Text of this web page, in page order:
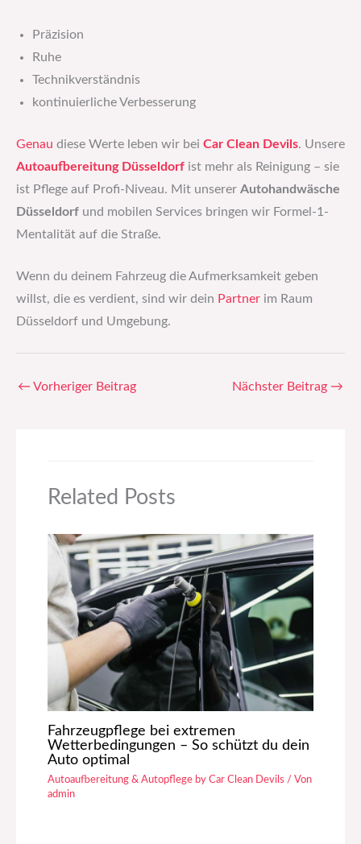
Präzision
Ruhe
Technikverständnis
kontinuierliche Verbesserung
Genau diese Werte leben wir bei Car Clean Devils. Unsere
Autoaufbereitung Düsseldorf ist mehr als Reinigung – sie
ist Pflege auf Profi-Niveau. Mit unserer Autohandwäsche
Düsseldorf und mobilen Services bringen wir Formel-1-
Mentalität auf die Straße.
Wenn du deinem Fahrzeug die Aufmerksamkeit geben
willst, die es verdient, sind wir dein Partner im Raum
Düsseldorf und Umgebung.
← Vorheriger Beitrag Nächster Beitrag →
Related Posts
Fahrzeugpflege bei extremen
Wetterbedingungen – So schützt du dein
Auto optimal
Autoaufbereitung & Autopflege by Car Clean Devils / Von
admin